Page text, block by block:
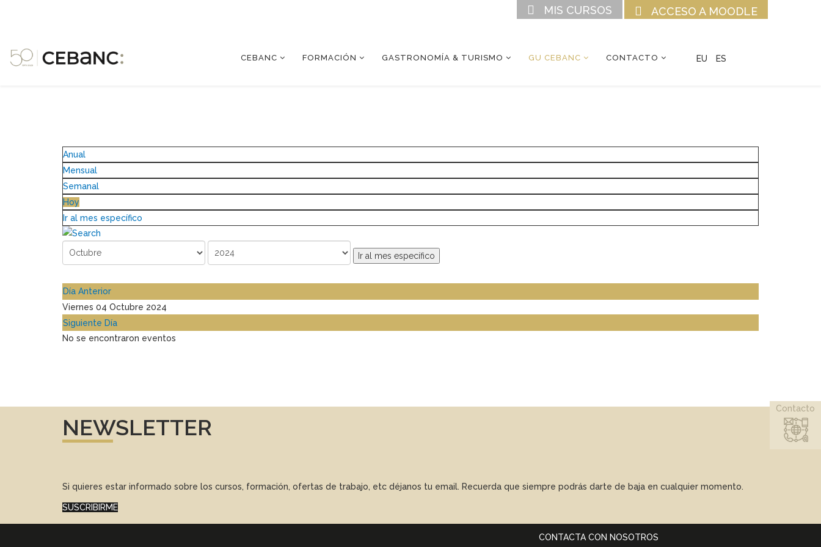
ACCESO A MOODLE
MIS CURSOS
CEBANC FORMACIÓN GASTRONOMÍA & TURISMO GU CEBANC CONTACTO EU ES
Anual
Mensual
Semanal
Hoy
Ir al mes específico
Ir al mes específico
Día Anterior
Viernes 04 Octubre 2024
Siguiente Día
No se encontraron eventos
NEWSLETTER
Si quieres estar informado sobre los cursos, formación, ofertas de trabajo, etc déjanos tu email. Recuerda que siempre podrás darte de baja en cualquier momento.
SUSCRIBIRME
CONTACTA CON NOSOTROS
Contacto